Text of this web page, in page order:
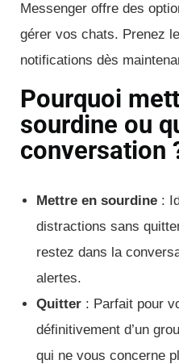
Messenger offre des
gérer vos chats. Prenez
notifications dès
Pourquoi
sourdine ou
conversation
Mettre en sourdine :
distractions sans
restez dans la
alertes.
Quitter : Parfait pour
définitivement d’un
qui ne vous concerne